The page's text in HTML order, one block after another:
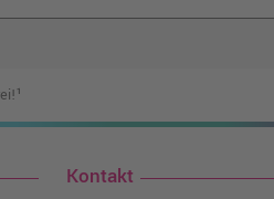
Kontakt